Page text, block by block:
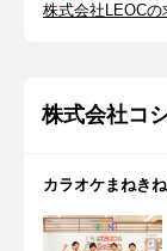
株式会社LEOCの
株式会社コ
カラオケまねき